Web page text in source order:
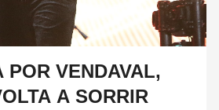
POR VENDAVAL,
A SORRIR